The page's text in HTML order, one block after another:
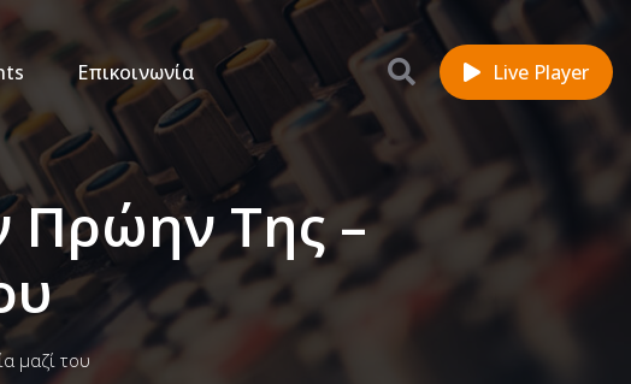
Επικοινωνία Live Player
Πρώην Της –
μαζί του